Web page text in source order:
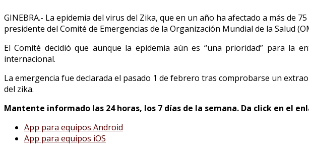
GINEBRA.- La epidemia del virus del Zika, que en un año ha afectado a más de
presidente del Comité de Emergencias de la Organización Mundial de la Salud
El Comité decidió que aunque la epidemia aún es “una prioridad” para la
internacional.
La emergencia fue declarada el pasado 1 de febrero tras comprobarse un
del zika.
Mantente informado las 24 horas, los 7 días de la semana. Da click en el
App para equipos Android
App para equipos iOS